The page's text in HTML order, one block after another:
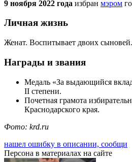
9 ноября 2022 года избран мэром
Личная жизнь
Женат. Воспитывает двоих сыновей.
Награды и звания
Медаль «За выдающийся
II степени.
Почетная грамота
Краснодарского края.
Фото: krd.ru
нашел ошибку в описании, сообщи
Персона в материалах на сайте